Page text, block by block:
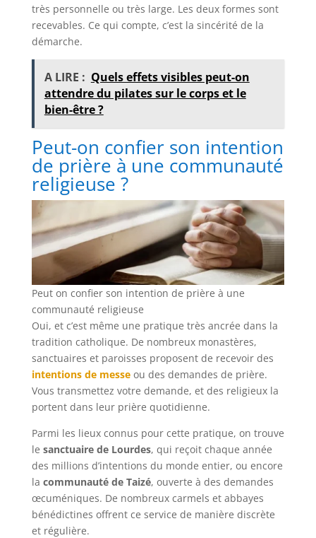
très personnelle ou très large. Les deux formes sont
recevables. Ce qui compte, c’est la sincérité de la
démarche.
A LIRE : Quels effets visibles peut-on
attendre du pilates sur le corps et le
bien-être ?
Peut-on confier son intention
de prière à une communauté
religieuse ?
Peut on confier son intention de prière à une
communauté religieuse
Oui, et c’est même une pratique très ancrée dans la
tradition catholique. De nombreux monastères,
sanctuaires et paroisses proposent de recevoir des
intentions de messe ou des demandes de prière.
Vous transmettez votre demande, et des religieux la
portent dans leur prière quotidienne.
Parmi les lieux connus pour cette pratique, on trouve
le sanctuaire de Lourdes, qui reçoit chaque année
des millions d’intentions du monde entier, ou encore
la communauté de Taizé, ouverte à des demandes
œcuméniques. De nombreux carmels et abbayes
bénédictines offrent ce service de manière discrète
et régulière.